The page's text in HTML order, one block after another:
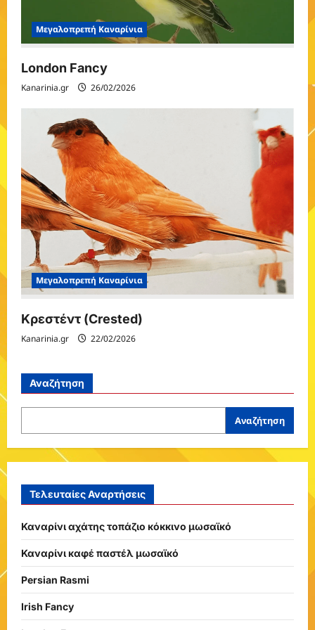
Μεγαλοπρεπή Καναρίνια
London Fancy
Kanarinia.gr 26/02/2026
Μεγαλοπρεπή Καναρίνια
Κρεστέντ (Crested)
Kanarinia.gr 22/02/2026
Αναζήτηση
Αναζήτηση
Τελευταίες Αναρτήσεις
Καναρίνι αχάτης τοπάζιο κόκκινο μωσαϊκό
Καναρίνι καφέ παστέλ μωσαϊκό
Persian Rasmi
Irish Fancy